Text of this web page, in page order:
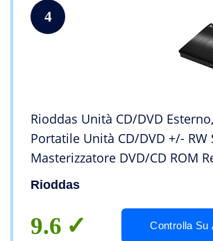
4
Rioddas Unità CD/DVD
Portatile Unità CD/DVD +/- RW
Masterizzatore DVD/CD ROM
Burner compatibile con laptop
Rioddas
9.6 Controlla Su